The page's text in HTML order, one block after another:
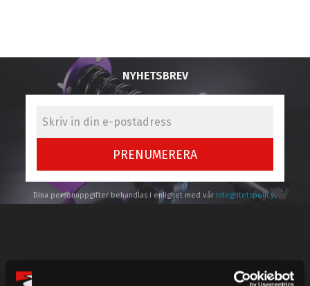
NYHETSBREV
PRENUMERERA
Dina personuppgifter behandlas i enlighet med vår integritetspolicy.
Kundtjänst telefon: